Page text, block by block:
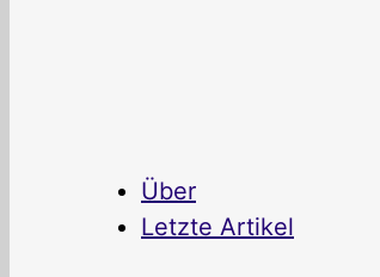
Über
Letzte Artikel